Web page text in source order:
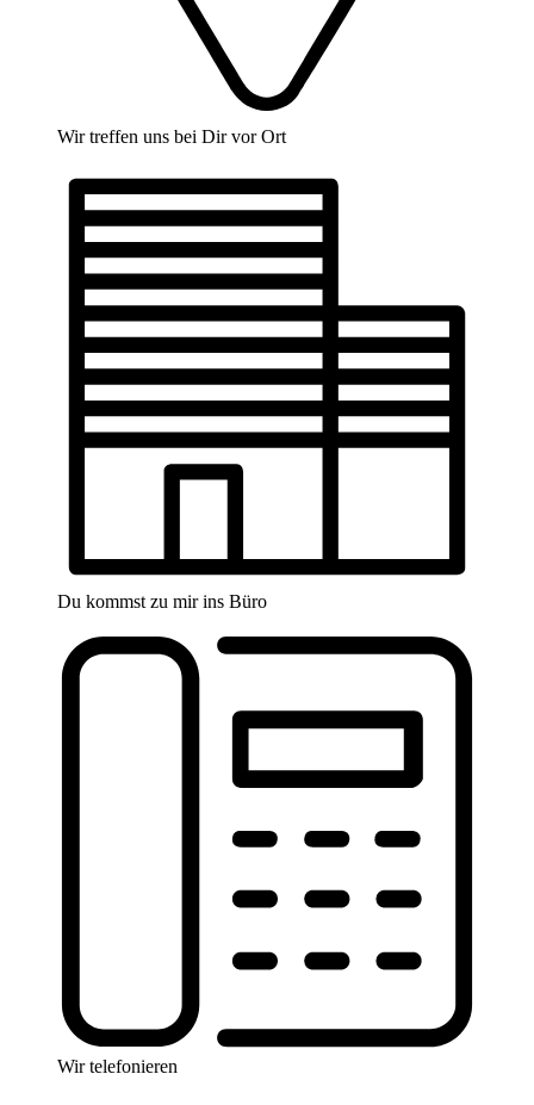
Wir treffen uns bei Dir vor Ort
Du kommst zu mir ins Büro
Wir telefonieren